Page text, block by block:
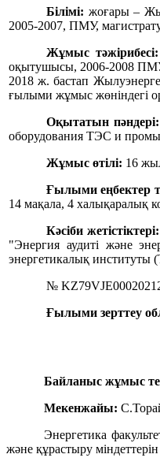
Білімі: жоғары –
2005-2007, ПМУ,
Жұмыс тәжірибесі:
оқытушысы, 2006-2008
2018 ж. бастап
ғылыми жұмыс жөніндегі
Оқытатын пәндері:
оборудования ТЭС и
Жұмыс өтілі: 16
Ғылыми еңбектер
14 мақала, 4 халықаралық
Кәсіби жетістіктері:
"Энергия аудиті және
энергетикалық институты
№
Ғылыми зерттеу
Байланыс жұмыс
Мекенжайы:
Энергетика
және құрастыру